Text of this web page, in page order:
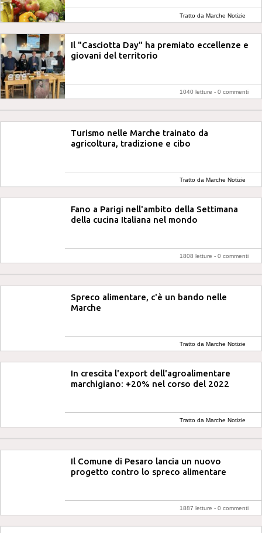
Tratto da Marche Notizie
Il "Casciotta Day" ha premiato eccellenze e
giovani del territorio
1040 letture - 0 commenti
Turismo nelle Marche trainato da
agricoltura, tradizione e cibo
Tratto da Marche Notizie
Fano a Parigi nell'ambito della Settimana
della cucina Italiana nel mondo
1808 letture - 0 commenti
Spreco alimentare, c'è un bando nelle
Marche
Tratto da Marche Notizie
In crescita l'export dell'agroalimentare
marchigiano: +20% nel corso del 2022
Tratto da Marche Notizie
Il Comune di Pesaro lancia un nuovo
progetto contro lo spreco alimentare
1887 letture - 0 commenti